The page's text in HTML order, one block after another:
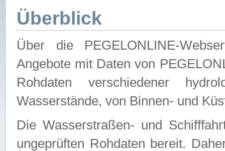
Überblick
Über die PEGELONLINE-
Angebote mit Daten von
Rohdaten verschiedener
Wasserstände, von Binnen- und
Die Wasserstraßen- und
ungeprüften Rohdaten bereit.